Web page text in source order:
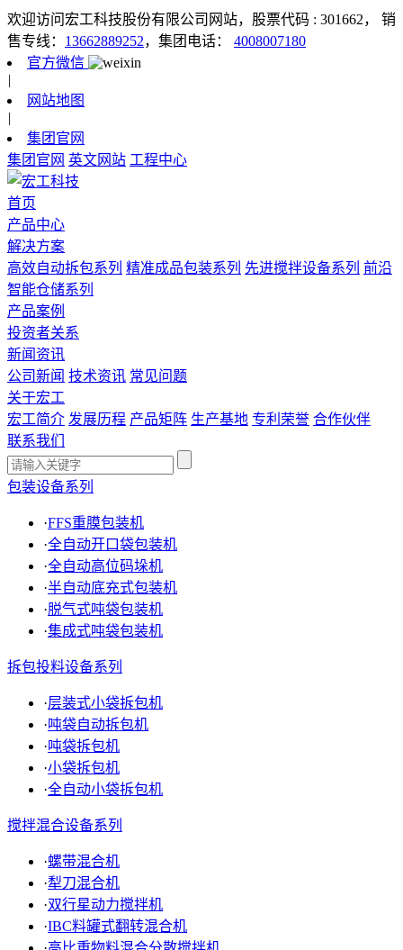
欢迎访问宏工科技股份有限公司网站，股票代码 : 301662，
销
售专线： 13662889252，集团电话： 4008007180
官方微信
|
网站地图
|
集团官网
集团官网 英文网站 工程中心
首页
产品中心
解决方案
高效自动拆包系列 精准成品包装系列 先进搅拌设备系列 前沿
智能仓储系列
产品案例
投资者关系
新闻资讯
公司新闻 技术资讯 常见问题
关于宏工
宏工简介 发展历程 产品矩阵 生产基地 专利荣誉 合作伙伴
联系我们
包装设备系列
·FFS重膜包装机
·全自动开口袋包装机
·全自动高位码垛机
·半自动底充式包装机
·脱气式吨袋包装机
·集成式吨袋包装机
拆包投料设备系列
·层装式小袋拆包机
·吨袋自动拆包机
·吨袋拆包机
·小袋拆包机
·全自动小袋拆包机
搅拌混合设备系列
·螺带混合机
·犁刀混合机
·双行星动力搅拌机
·IBC料罐式翻转混合机